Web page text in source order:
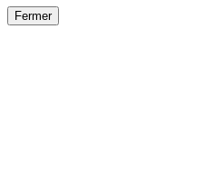
Fermer